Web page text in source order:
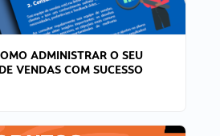
ADMINISTRAR O SEU
VENDAS COM SUCESSO